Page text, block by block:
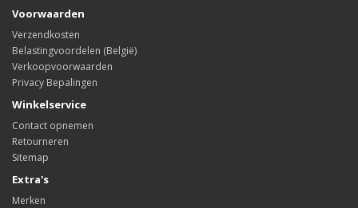
Voorwaarden
Verzendkosten
Belastingvoordelen (België)
Verkoopvoorwaarden
Privacy Bepalingen
Winkelservice
Contact opnemen
Retourneren
Sitemap
Extra's
Merken